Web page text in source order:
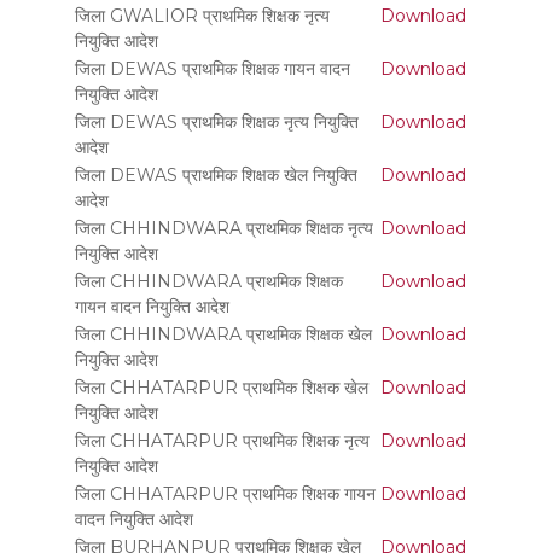
जिला GWALIOR प्राथमिक शिक्षक नृत्य
नियुक्ति आदेश
Download
जिला DEWAS प्राथमिक शिक्षक गायन वादन
नियुक्ति आदेश
Download
जिला DEWAS प्राथमिक शिक्षक नृत्य नियुक्ति
आदेश
Download
जिला DEWAS प्राथमिक शिक्षक खेल नियुक्ति
आदेश
Download
जिला CHHINDWARA प्राथमिक शिक्षक नृत्य
नियुक्ति आदेश
Download
जिला CHHINDWARA प्राथमिक शिक्षक
गायन वादन नियुक्ति आदेश
Download
जिला CHHINDWARA प्राथमिक शिक्षक खेल
नियुक्ति आदेश
Download
जिला CHHATARPUR प्राथमिक शिक्षक खेल
नियुक्ति आदेश
Download
जिला CHHATARPUR प्राथमिक शिक्षक नृत्य
नियुक्ति आदेश
Download
जिला CHHATARPUR प्राथमिक शिक्षक गायन
वादन नियुक्ति आदेश
Download
जिला BURHANPUR प्राथमिक शिक्षक खेल
Download